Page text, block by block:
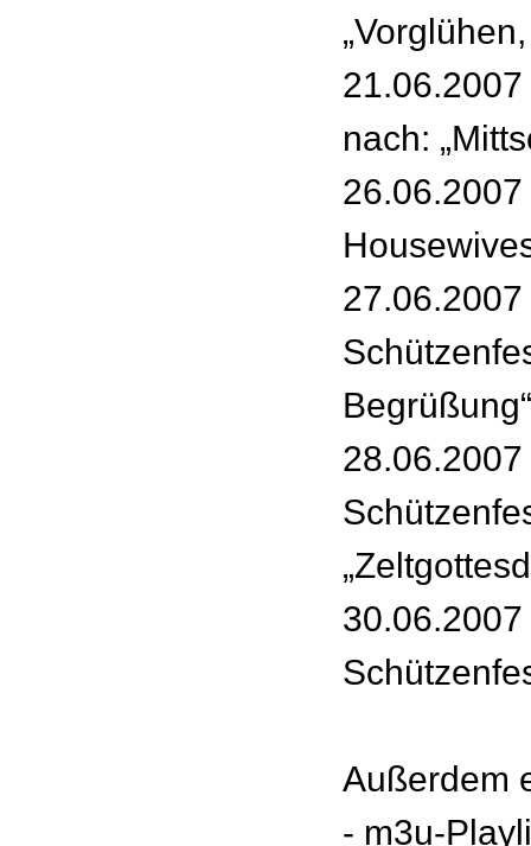
nach:
Begrüßung“
Außerdem
- m3u-